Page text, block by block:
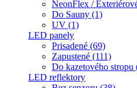
NeonFlex /
Do Sauny (1)
UV (1)
LED panely
Prisadené (69)
Zapustené (111)
Do kazetového stropu
LED reflektory